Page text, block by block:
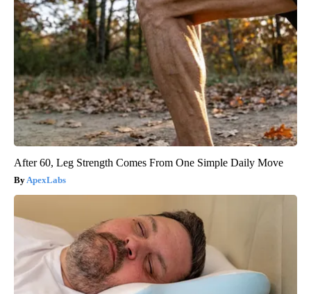
After 60, Leg Strength Comes From One Simple Daily Move
ApexLabs